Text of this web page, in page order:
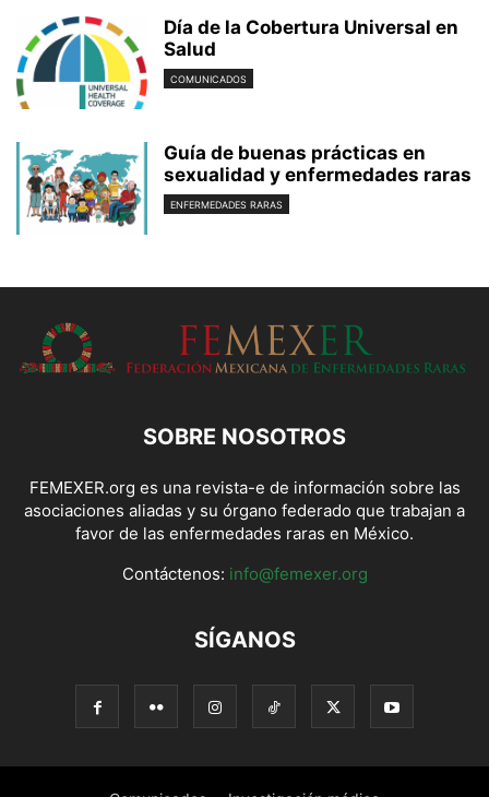
Día de la Cobertura Universal en
Salud
COMUNICADOS
Guía de buenas prácticas en
sexualidad y enfermedades raras
ENFERMEDADES RARAS
SOBRE NOSOTROS
FEMEXER.org es una revista-e de información sobre las
asociaciones aliadas y su órgano federado que trabajan a
favor de las enfermedades raras en México.
Contáctenos: info@femexer.org
SÍGANOS